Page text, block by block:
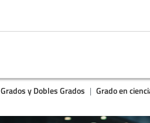
Grados y Dobles Grados Grado en